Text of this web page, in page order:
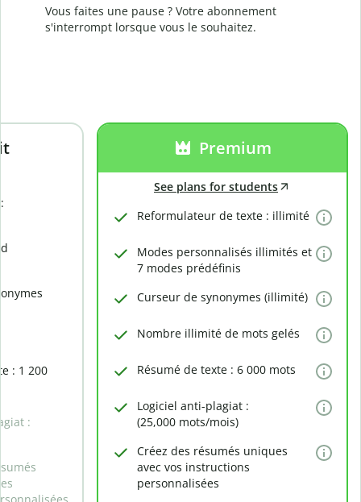
: 1 200
:
Premium
See plans for students
Reformulateur de texte : illimité
Modes personnalisés illimités et
7 modes prédéfinis
Curseur de synonymes (illimité)
Nombre illimité de mots gelés
Résumé de texte : 6 000 mots
Logiciel anti-plagiat :
(25,000 mots/mois)
Créez des résumés uniques
avec vos instructions
personnalisées
Vous faites une pause ? Votre abonnement
s'interrompt lorsque vous le souhaitez.